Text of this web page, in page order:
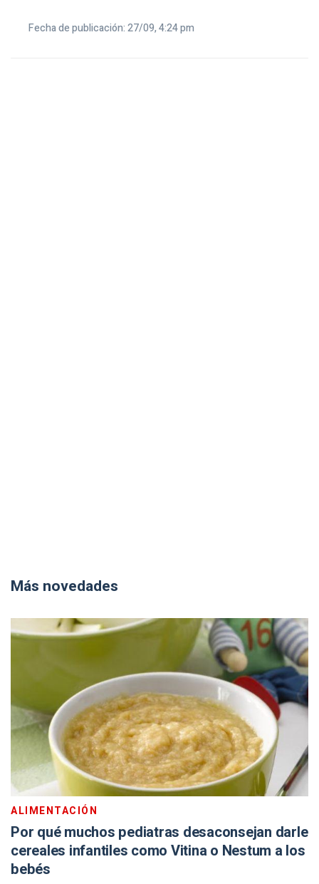
Fecha de publicación: 27/09, 4:24 pm
Más novedades
ALIMENTACIÓN
Por qué muchos pediatras desaconsejan darle
cereales infantiles como Vitina o Nestum a los
bebés